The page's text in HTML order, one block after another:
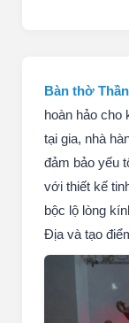
Bàn thờ
hoàn hảo cho
tại gia, nhà
đảm bảo yếu
với thiết kế
bộc lộ lòng
Địa và tạo